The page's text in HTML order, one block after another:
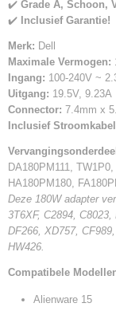
✔️ Grade A, Schoon,
✔️ Inclusief Garantie!
Merk: Dell
Maximale Vermogen:
Ingang: 100-240V ~
Uitgang: 19.5V, 9.23A
Connector: 7.4mm x
Inclusief
DA180PM111,
HA180PM180,
Deze 180W adapter
3T6XF, C2894,
DF266, XD757,
HW426.
Compatibele
Alienware 15